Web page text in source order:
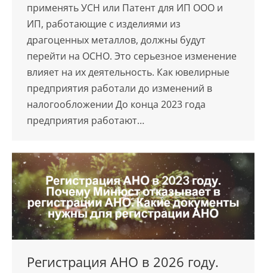
применять УСН или Патент для ИП ООО и
ИП, работающие с изделиями из
драгоценных металлов, должны будут
перейти на ОСНО. Это серьезное изменение
влияет на их деятельность. Как ювелирные
предприятия работали до изменений в
налогообложении До конца 2023 года
предприятия работают…
Регистрация АНО в 2026 году.